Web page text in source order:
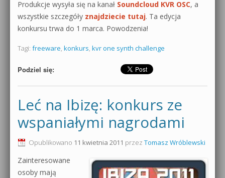
Produkcje wysyła się na kanał Soundcloud KVR OSC, a
wszystkie szczegóły znajdziecie tutaj. Ta edycja
konkursu trwa do 1 marca. Powodzenia!
Tagi: freeware, konkurs, kvr one synth challenge
Podziel się:
Leć na Ibizę: konkurs ze
wspaniałymi nagrodami
Opublikowano 11 kwietnia 2011 przez Tomasz Wróblewski
Zainteresowane
osoby mają